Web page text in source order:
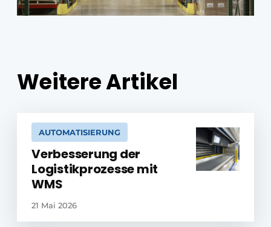
Weitere Artikel
AUTOMATISIERUNG
Verbesserung der
Logistikprozesse mit
WMS
21 Mai 2026